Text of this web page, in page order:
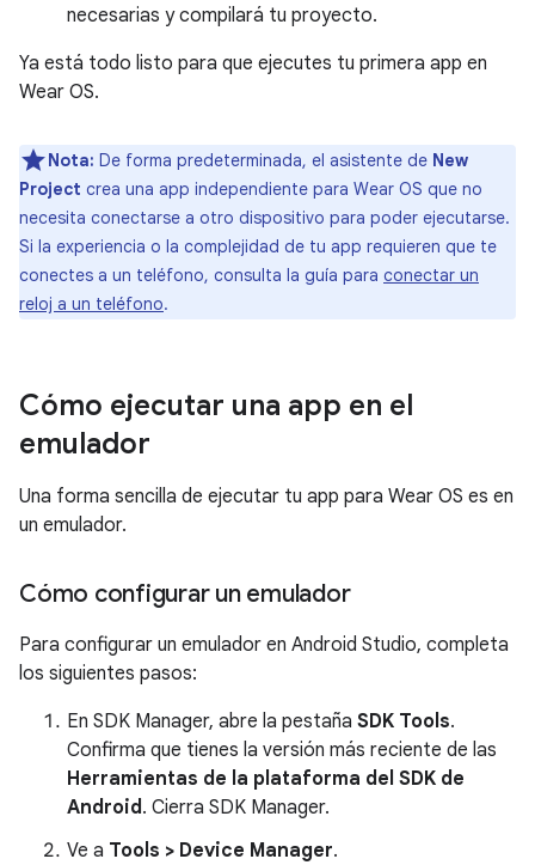
necesarias y compilará tu proyecto.
Ya está todo listo para que ejecutes tu primera app en
Wear OS.
Nota: De forma predeterminada, el asistente de New
Project crea una app independiente para Wear OS que no
necesita conectarse a otro dispositivo para poder ejecutarse.
Si la experiencia o la complejidad de tu app requieren que te
conectes a un teléfono, consulta la guía para conectar un
reloj a un teléfono.
Cómo ejecutar una app en el
emulador
Una forma sencilla de ejecutar tu app para Wear OS es en
un emulador.
Cómo configurar un emulador
Para configurar un emulador en Android Studio, completa
los siguientes pasos:
En SDK Manager, abre la pestaña SDK Tools.
Confirma que tienes la versión más reciente de las
Herramientas de la plataforma del SDK de
Android. Cierra SDK Manager.
Ve a Tools > Device Manager.